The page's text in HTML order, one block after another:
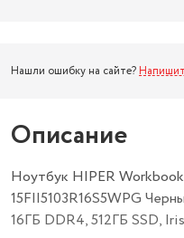
Нашли ошибку на сайте?
Описание
Ноутбук HIPER
15FII5103R16S5WPG
16ГБ DDR4, 512ГБ SSD,